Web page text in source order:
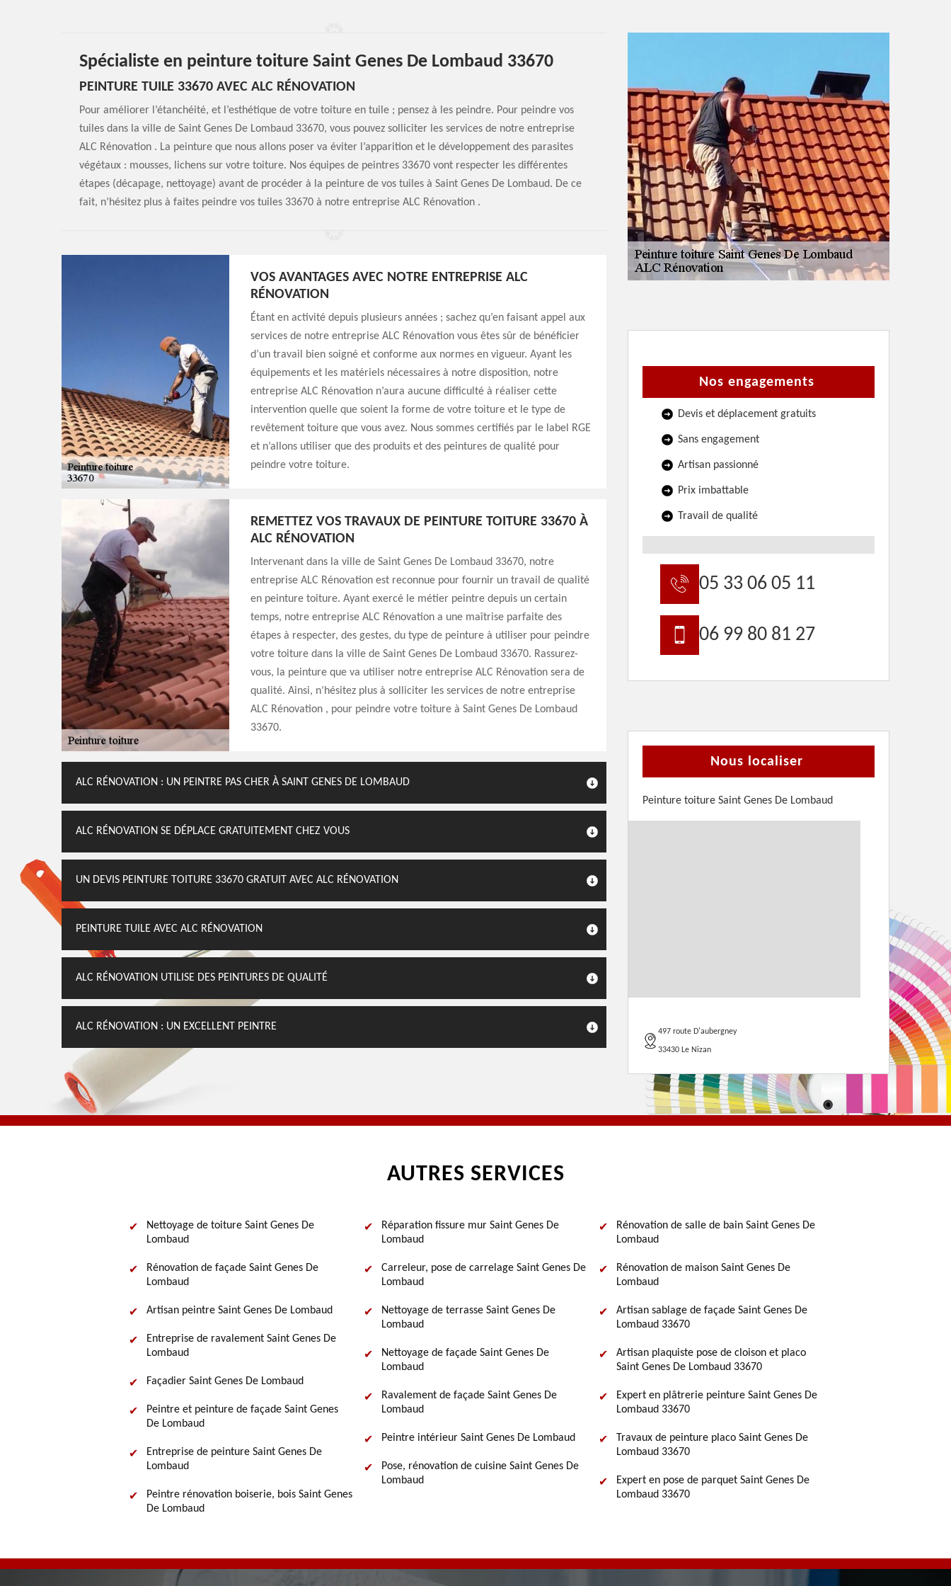
Spécialiste en peinture toiture Saint Genes De Lombaud 33670
PEINTURE TUILE 33670 AVEC ALC RÉNOVATION
Pour améliorer l’étanchéité, et l’esthétique de votre toiture en tuile ; pensez à les peindre. Pour peindre vos
tuiles dans la ville de Saint Genes De Lombaud 33670, vous pouvez solliciter les services de notre entreprise
ALC Rénovation . La peinture que nous allons poser va éviter l’apparition et le développement des parasites
végétaux : mousses, lichens sur votre toiture. Nos équipes de peintres 33670 vont respecter les différentes
étapes (décapage, nettoyage) avant de procéder à la peinture de vos tuiles à Saint Genes De Lombaud. De ce
fait, n’hésitez plus à faites peindre vos tuiles 33670 à notre entreprise ALC Rénovation .
VOS AVANTAGES AVEC NOTRE ENTREPRISE ALC
RÉNOVATION
Étant en activité depuis plusieurs années ; sachez qu’en faisant appel aux
services de notre entreprise ALC Rénovation vous êtes sûr de bénéficier
d’un travail bien soigné et conforme aux normes en vigueur. Ayant les
équipements et les matériels nécessaires à notre disposition, notre
entreprise ALC Rénovation n’aura aucune difficulté à réaliser cette
intervention quelle que soient la forme de votre toiture et le type de
revêtement toiture que vous avez. Nous sommes certifiés par le label RGE
et n’allons utiliser que des produits et des peintures de qualité pour
peindre votre toiture.
REMETTEZ VOS TRAVAUX DE PEINTURE TOITURE 33670 À
ALC RÉNOVATION
Intervenant dans la ville de Saint Genes De Lombaud 33670, notre
entreprise ALC Rénovation est reconnue pour fournir un travail de qualité
en peinture toiture. Ayant exercé le métier peintre depuis un certain
temps, notre entreprise ALC Rénovation a une maîtrise parfaite des
étapes à respecter, des gestes, du type de peinture à utiliser pour peindre
votre toiture dans la ville de Saint Genes De Lombaud 33670. Rassurez-
vous, la peinture que va utiliser notre entreprise ALC Rénovation sera de
qualité. Ainsi, n’hésitez plus à solliciter les services de notre entreprise
ALC Rénovation , pour peindre votre toiture à Saint Genes De Lombaud
33670.
ALC RÉNOVATION : UN PEINTRE PAS CHER À SAINT GENES DE LOMBAUD
ALC RÉNOVATION SE DÉPLACE GRATUITEMENT CHEZ VOUS
UN DEVIS PEINTURE TOITURE 33670 GRATUIT AVEC ALC RÉNOVATION
PEINTURE TUILE AVEC ALC RÉNOVATION
ALC RÉNOVATION UTILISE DES PEINTURES DE QUALITÉ
ALC RÉNOVATION : UN EXCELLENT PEINTRE
Nos engagements
Devis et déplacement gratuits
Sans engagement
Artisan passionné
Prix imbattable
Travail de qualité
05 33 06 05 11
06 99 80 81 27
Nous localiser
Peinture toiture Saint Genes De Lombaud
497 route D'aubergney
33430 Le Nizan
AUTRES SERVICES
Nettoyage de toiture Saint Genes De
Lombaud
Rénovation de façade Saint Genes De
Lombaud
Artisan peintre Saint Genes De Lombaud
Entreprise de ravalement Saint Genes De
Lombaud
Façadier Saint Genes De Lombaud
Peintre et peinture de façade Saint Genes
De Lombaud
Entreprise de peinture Saint Genes De
Lombaud
Peintre rénovation boiserie, bois Saint Genes
De Lombaud
Réparation fissure mur Saint Genes De
Lombaud
Carreleur, pose de carrelage Saint Genes De
Lombaud
Nettoyage de terrasse Saint Genes De
Lombaud
Nettoyage de façade Saint Genes De
Lombaud
Ravalement de façade Saint Genes De
Lombaud
Peintre intérieur Saint Genes De Lombaud
Pose, rénovation de cuisine Saint Genes De
Lombaud
Rénovation de salle de bain Saint Genes De
Lombaud
Rénovation de maison Saint Genes De
Lombaud
Artisan sablage de façade Saint Genes De
Lombaud 33670
Artisan plaquiste pose de cloison et placo
Saint Genes De Lombaud 33670
Expert en plâtrerie peinture Saint Genes De
Lombaud 33670
Travaux de peinture placo Saint Genes De
Lombaud 33670
Expert en pose de parquet Saint Genes De
Lombaud 33670